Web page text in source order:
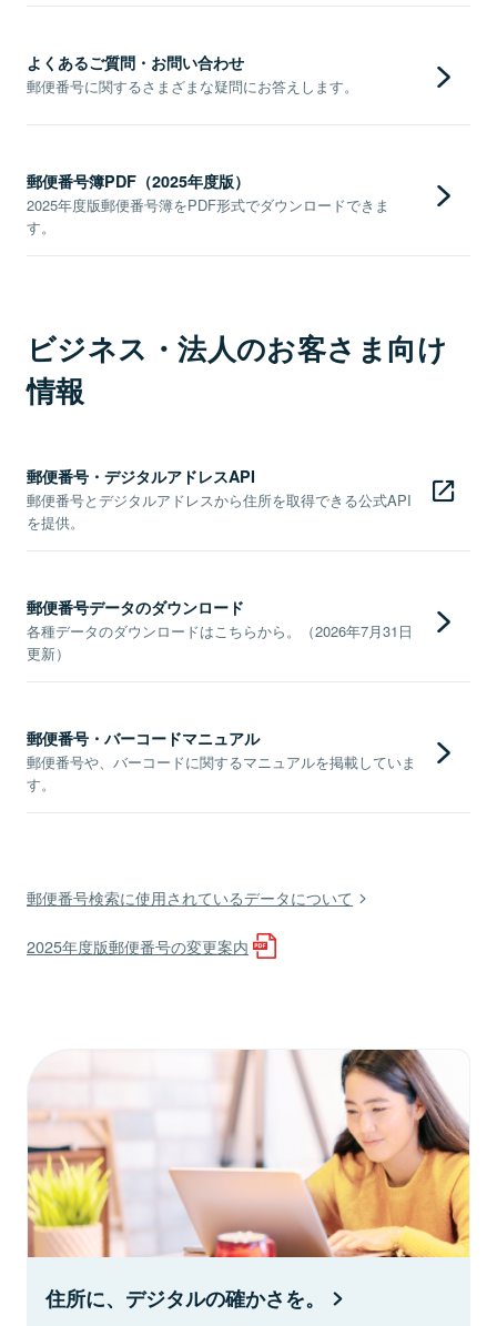
よくあるご質問・お問い合わせ
郵便番号に関するさまざまな疑問にお答えします。
郵便番号簿PDF（2025年度版）
2025年度版郵便番号簿をPDF形式でダウンロードできま
す。
ビジネス・法人のお客さま向け
情報
郵便番号・デジタルアドレスAPI
郵便番号とデジタルアドレスから住所を取得できる公式API
を提供。
郵便番号データのダウンロード
各種データのダウンロードはこちらから。（2026年7月31日
更新）
郵便番号・バーコードマニュアル
郵便番号や、バーコードに関するマニュアルを掲載していま
す。
郵便番号検索に使用されているデータについて
2025年度版郵便番号の変更案内
住所に、デジタルの確かさを。